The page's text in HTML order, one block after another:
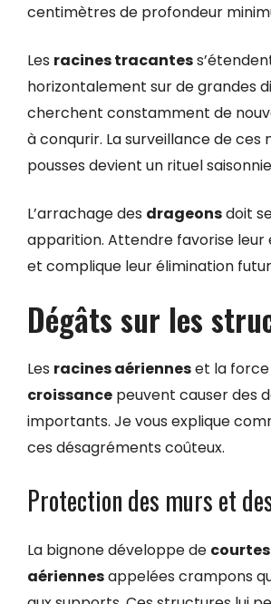
centimètres de profondeur
Les racines tracantes
horizontalement sur de grandes
cherchent constamment de
à conqurir. La surveillance de ces
pousses devient un rituel
L’arrachage des drageonsdoit
apparition. Attendre favorise
et complique leur élimination
Dégâts sur les
Les racines aérienneset la
croissance peuvent causer des
importants. Je vous explique
ces désagréments coûteux.
Protection des murs et
La bignone développe de
aériennesappelées crampons